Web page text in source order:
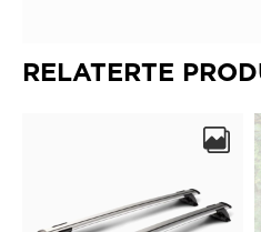
RELATERTE